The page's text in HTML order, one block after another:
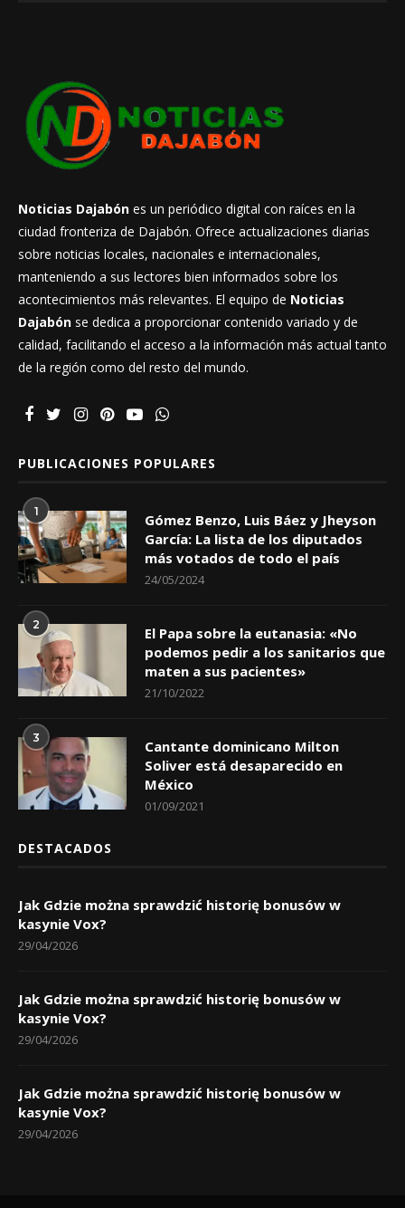
Noticias Dajabón es un periódico digital con raíces en la
ciudad fronteriza de Dajabón. Ofrece actualizaciones diarias
sobre noticias locales, nacionales e internacionales,
manteniendo a sus lectores bien informados sobre los
acontecimientos más relevantes. El equipo de Noticias
Dajabón se dedica a proporcionar contenido variado y de
calidad, facilitando el acceso a la información más actual tanto
de la región como del resto del mundo.
PUBLICACIONES POPULARES
1
Gómez Benzo, Luis Báez y Jheyson
García: La lista de los diputados
más votados de todo el país
24/05/2024
2
El Papa sobre la eutanasia: «No
podemos pedir a los sanitarios que
maten a sus pacientes»
21/10/2022
3
Cantante dominicano Milton
Soliver está desaparecido en
México
01/09/2021
DESTACADOS
Jak Gdzie można sprawdzić historię bonusów w
kasynie Vox?
29/04/2026
Jak Gdzie można sprawdzić historię bonusów w
kasynie Vox?
29/04/2026
Jak Gdzie można sprawdzić historię bonusów w
kasynie Vox?
29/04/2026